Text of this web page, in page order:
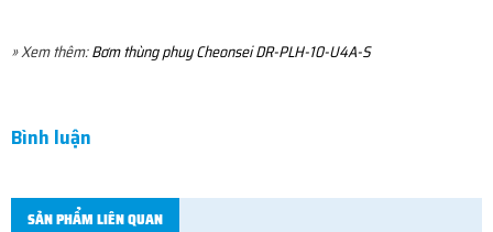
» Xem thêm:Bơm thùng phuy Cheonsei DR-PLH-10-U4A-S
Bình luận
SẢN PHẨM LIÊN QUAN